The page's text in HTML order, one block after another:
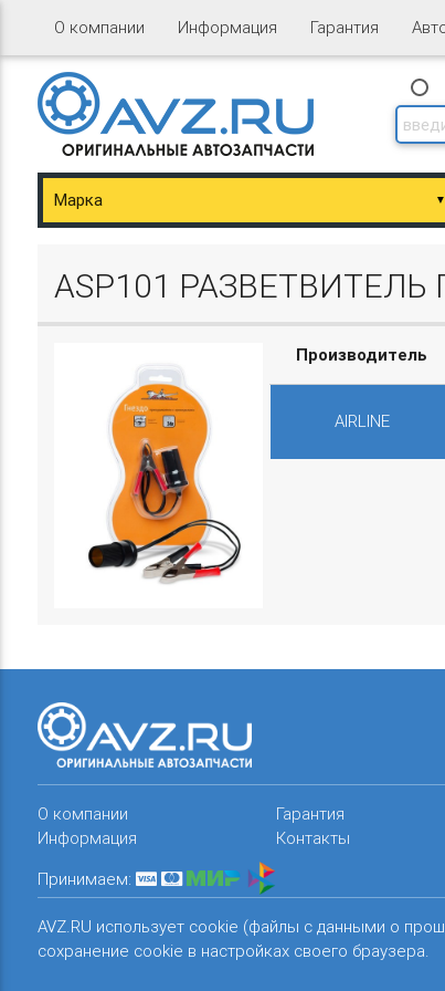
О компании Информация Гарантия
Basket.php
▼
ASP101
Производитель
AIRLINE
О компании
Информация
Гарантия
Контакты
Принимаем:
AVZ.RU использует cookie (файлы с данными о
сохранение cookie в настройках своего браузера.